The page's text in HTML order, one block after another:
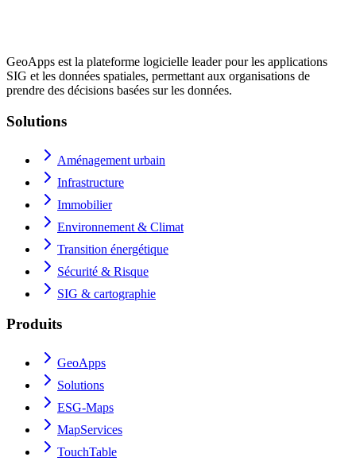
GeoApps est la plateforme logicielle leader pour les applications
SIG et les données spatiales, permettant aux organisations de
prendre des décisions basées sur les données.
Solutions
Aménagement urbain
Infrastructure
Immobilier
Environnement & Climat
Transition énergétique
Sécurité & Risque
SIG & cartographie
Produits
GeoApps
Solutions
ESG-Maps
MapServices
TouchTable